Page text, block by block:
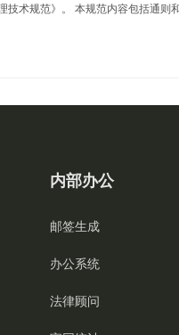
术规范》。 本规范内容包括通
内部办公
邮签生成
办公系统
法律顾问